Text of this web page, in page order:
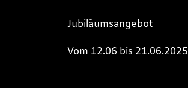
Jubiläumsangebot
Vom 12.06 bis 21.06.2025